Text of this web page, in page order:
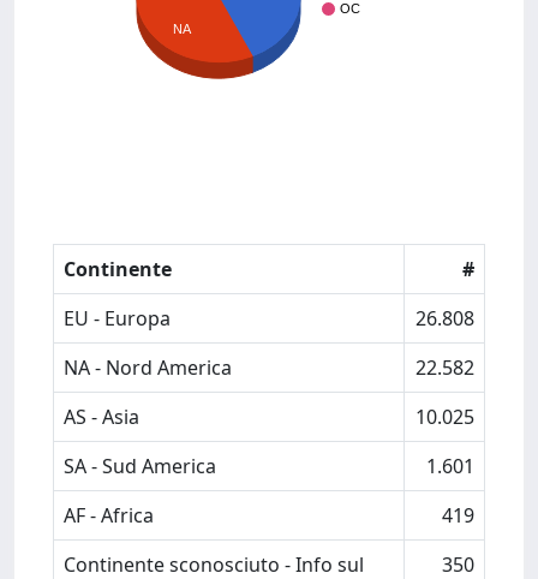
OC
NA
Continente
#
EU - Europa
26.808
NA - Nord America
22.582
AS - Asia
10.025
SA - Sud America
1.601
AF - Africa
419
Continente sconosciuto - Info sul
350